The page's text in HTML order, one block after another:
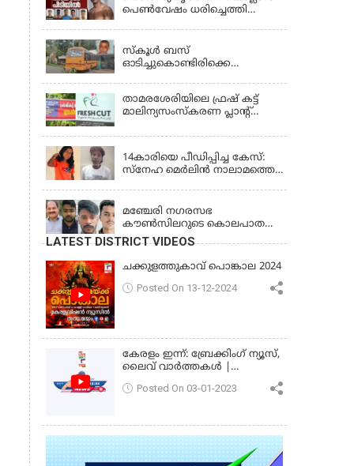
പെണ്‍വേഷം ധരിച്ചെത്തി
സ്കൂൾ ബസ്
ഓടിച്ചുകൊണ്ടിരിക്കെ
ഡ്രൈവർ മരിച്ചു, രണ്ട്
കുട്ടികൾക്ക് പരിക്ക്
താമരശേരിയിലെ ഫ്രഷ് കട്ട്
മാലിന്യസംസ്കരണ പ്ലാന്റ്
14കാരിയെ പീഡിപ്പിച്ച കേസ്:
സ്നേഹ മെർലിൻ നാലാമത്തെ
മഞ്ചേരി നഗരസഭ
കൗൺസിലറുടെ കൊലപാതകം:
3 പ്രതികൾക്കും ജീവപര്യന്തം
ശിക്ഷ
LATEST DISTRICT VIDEOS
ചക്കുളത്തുകാവ് പൊങ്കാല 2024
Posted On 13-12-2024
കേരളം ഇന്ന്: ബ്രേക്കിംഗ് ന്യൂസ്,
ലൈവ് വാർത്തകൾ |
Posted On 03-01-2023